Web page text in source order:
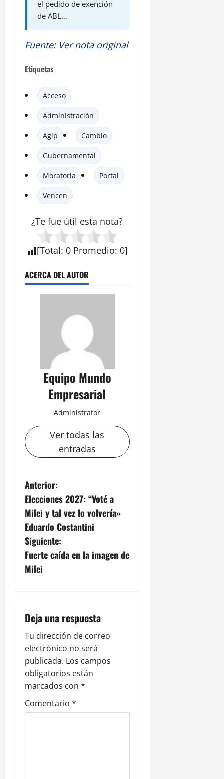
el pedido de exención
de ABL…
Fuente: Ver nota original
Etiquetas
Acceso
Administración
Agip Cambio
Gubernamental
Moratoria Portal
Vencen
¿Te fue útil esta nota?
[Total: 0 Promedio: 0]
ACERCA DEL AUTOR
Equipo Mundo
Empresarial
Administrator
Ver todas las
entradas
N
a
v
e
g
c
i
ó
n
d
e
Anterior:
Elecciones 2027: “Voté a
Milei y tal vez lo volvería»
Eduardo Costantini
Siguiente:
Fuerte caída en la imagen de
Milei
Deja una respuesta
Tu dirección de correo
electrónico no será
publicada. Los campos
obligatorios están
marcados con *
Comentario *